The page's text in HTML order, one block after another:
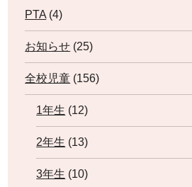
PTA (4)
お知らせ (25)
全校児童 (156)
1年生 (12)
2年生 (13)
3年生 (10)